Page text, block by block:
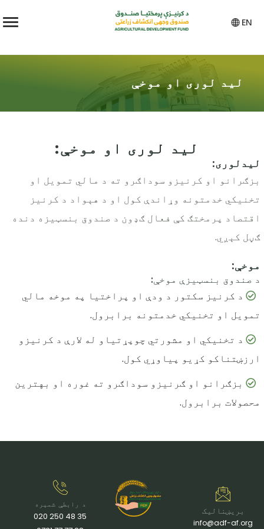
EN
لید لوری او موخې
ليد لوری او موخې:
ليدلوری:
بزګرانو او کرنيزو سوداګرو ته د مالي تمويل او
تخنيکي خدمتونه وړاندې کول او د هېواد د کرنیز
اقتصاد پرمختګ کې فعال ګډون د صندوق بنسټيزه دنده
ګڼل کېږي.
موخې:
د صندوق بنسټيزې موخې:
د کرنيز سکتور د ودې او پراختیا په موخه مالي
تمویل او تخنيکي خدمتونه برابرول.
د تخنیکي او مشورتي چوپړتياو له لارې د کرنیزو
ارزښتناکو کړيو پیاوړي کول.
بزګرانو او ګرنيزو سوداګرو ته غوره او بهترين
محصولات برابرول.
بریښنالیک
info@adf-af.org
د رابطې شمېره
35 48 250 020